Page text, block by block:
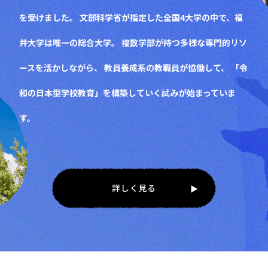
を受けました。文部科学省が指定した全国4大学の中で、福
井大学は唯一の総合大学。複数学部が持つ多様な専門的リソ
ースを活かしながら、教員養成系の教職員が協働して、「令
和の日本型学校教育」を構築していく試みが始まっていま
す。
詳しく見る